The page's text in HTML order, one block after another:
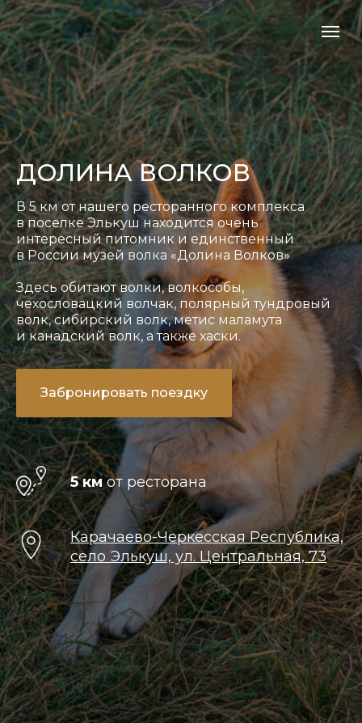
ДОЛИНА ВОЛКОВ
В 5 км от нашего ресторанного комплекса
в поселке Элькуш находится очень
интересный питомник и единственный
в России музей волка «Долина Волков»
Здесь обитают волки, волкособы,
чехословацкий волчак, полярный тундровый
волк, сибирский волк, метис маламута
и канадский волк, а также хаски.
Забронировать поездку
5 кмот ресторана
Карачаево-Черкесская Республика,
село Элькуш, ул. Центральная, 73